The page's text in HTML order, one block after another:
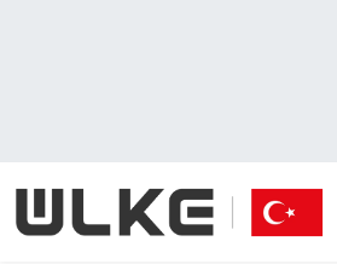
Gündem
Gündem
İstanbul Namaz Vakitleri